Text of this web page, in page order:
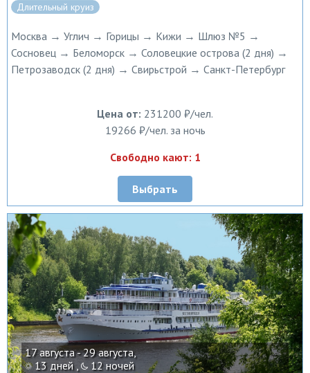
Длительный круиз
Москва → Углич → Горицы → Кижи → Шлюз №5 →
Сосновец → Беломорск → Соловецкие острова (2 дня) →
Петрозаводск (2 дня) → Свирьстрой → Санкт-Петербург
Цена от: 231200 ₽/чел.
19266 ₽/чел. за ночь
Свободно кают: 1
Выбрать
17 августа - 29 августа,
13 дней ,
12 ночей